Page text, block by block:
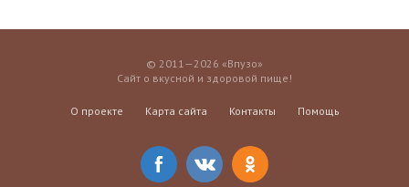
© 2011—2026 «Впузо»
Сайт о вкусной и здоровой пище!
О проекте Карта сайта Контакты Помощь